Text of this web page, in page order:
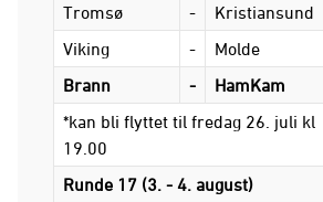
Tromsø
- Kristiansund
Viking
- Molde
Brann
- HamKam
*kan bli flyttet til fredag 26. juli kl
19.00
Runde 17 (3. - 4. august)